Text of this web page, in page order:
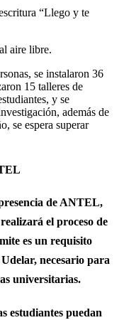
“Llego y te
aire libre.
se instalaron 36
15 talleres de
y se
además de
se espera superar
de ANTEL,
el proceso de
es un requisito
necesario para
universitarias.
estudiantes puedan